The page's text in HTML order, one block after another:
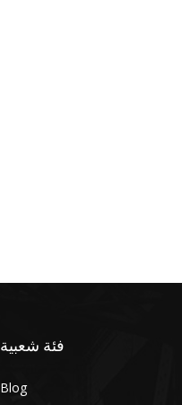
فئة شعبية
Blog